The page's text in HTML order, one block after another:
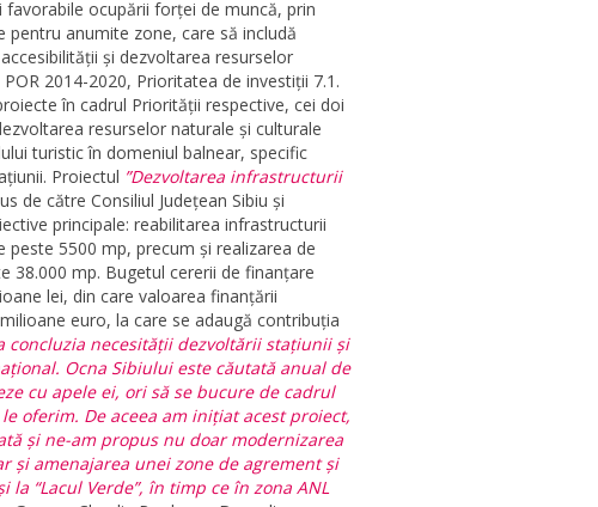
favorabile ocupării forței de muncă, prin
anumite zone, care să includă
și dezvoltarea resurselor
2014-2020, Prioritatea de investiții 7.1.
în cadrul Priorității respective, cei doi
resurselor naturale și culturale
turistic în domeniul balnear, specific
Proiectul ”Dezvoltarea infrastructurii
de către Consiliul Județean Sibiu și
principale: reabilitarea infrastructurii
5500 mp, precum și realizarea de
38.000 mp. Bugetul cererii de finanțare
lei, din care valoarea finanțării
euro, la care se adaugă contribuția
concluzia necesității dezvoltării stațiunii și
Ocna Sibiului este căutată anual de
cu apele ei, ori să se bucure de cadrul
oferim. De aceea am inițiat acest proiect,
și ne-am propus nu doar modernizarea
și amenajarea unei zone de agrement și
“Lacul Verde”, în timp ce în zona ANL